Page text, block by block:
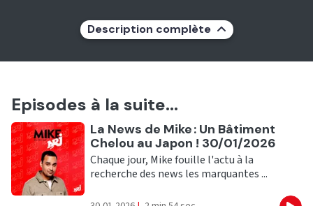
Description complète
Episodes à la suite...
Ecouter
La News de Mike : Un Bâtiment
Chelou au Japon ! 30/01/2026
Chaque jour, Mike fouille l'actu à la
recherche des news les marquantes ...